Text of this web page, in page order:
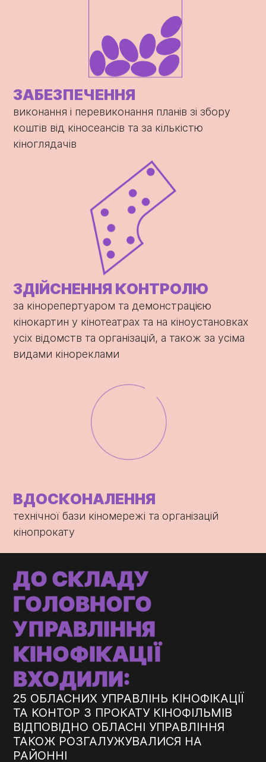
ЗАБЕЗПЕЧЕННЯ
виконання і перевиконання планів зі збору
коштів від кіносеансів та за кількістю
кіноглядачів
ЗДІЙСНЕННЯ КОНТРОЛЮ
за кінорепертуаром та демонстрацією
кінокартин у кінотеатрах та на кіноустановках
усіх відомств та організацій, а також за усіма
видами кінореклами
ВДОСКОНАЛЕННЯ
технічної бази кіномережі та організацій
кінопрокату
ДО СКЛАДУ
ГОЛОВНОГО
УПРАВЛІННЯ
КІНОФІКАЦІЇ
ВХОДИЛИ:
25 ОБЛАСНИХ УПРАВЛІНЬ КІНОФІКАЦІЇ
ТА КОНТОР З ПРОКАТУ КІНОФІЛЬМІВ
ВІДПОВІДНО ОБЛАСНІ УПРАВЛІННЯ
ТАКОЖ РОЗГАЛУЖУВАЛИСЯ НА
РАЙОННІ